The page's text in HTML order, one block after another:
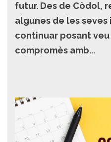
futur. Des de Còdol,
algunes de les
continuar posant
compromès amb...